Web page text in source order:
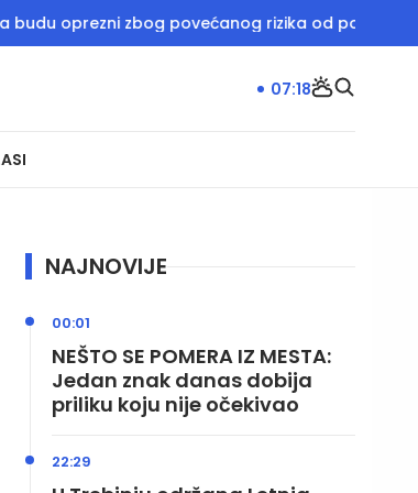
zbog povećanog rizika od požara
07:18
NAJNOVIJE
NEŠTO SE POMERA IZ MESTA:
Jedan znak danas dobija
priliku koju nije očekivao
00:01
22:29